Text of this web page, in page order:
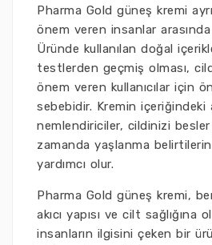
Pharma Gold güneş kremi
önem veren insanlar
Üründe kullanılan doğal
testlerden geçmiş olması,
önem veren kullanıcılar için
sebebidir. Kremin
nemlendiriciler, cildinizi
zamanda yaşlanma
yardımcı olur.
Pharma Gold güneş kremi,
akıcı yapısı ve cilt sağlığına
insanların ilgisini çeken bir